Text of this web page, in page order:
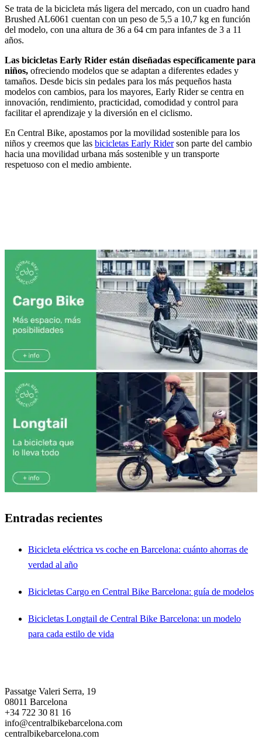
Se trata de la bicicleta más ligera del mercado, con un cuadro hand
Brushed AL6061 cuentan con un peso de 5,5 a 10,7 kg en función
del modelo, con una altura de 36 a 64 cm para infantes de 3 a 11
años.
Las bicicletas Early Rider están diseñadas específicamente para
niños, ofreciendo modelos que se adaptan a diferentes edades y
tamaños. Desde bicis sin pedales para los más pequeños hasta
modelos con cambios, para los mayores, Early Rider se centra en
innovación, rendimiento, practicidad, comodidad y control para
facilitar el aprendizaje y la diversión en el ciclismo.
En Central Bike, apostamos por la movilidad sostenible para los
niños y creemos que las bicicletas Early Riderson parte del cambio
hacia una movilidad urbana más sostenible y un transporte
respetuoso con el medio ambiente.
Entradas recientes
Bicicleta eléctrica vs coche en Barcelona: cuánto ahorras de
verdad al año
Bicicletas Cargo en Central Bike Barcelona: guía de modelos
Bicicletas Longtail de Central Bike Barcelona: un modelo
para cada estilo de vida
Passatge Valeri Serra, 19
08011 Barcelona
+34 722 30 81 16
info@centralbikebarcelona.com
centralbikebarcelona.com